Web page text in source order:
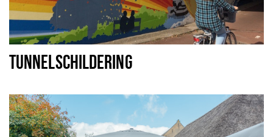
TUNNELSCHILDERING